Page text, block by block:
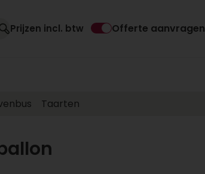
Prijzen incl. btw Offerte aanvragen
Taarten